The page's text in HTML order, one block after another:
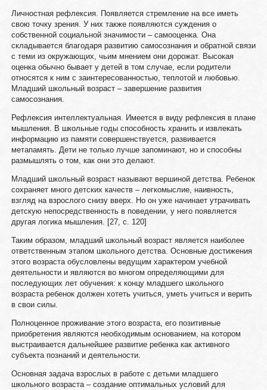
Личностная рефлексия. Появляется стремление на все иметь
свою точку зрения. У них также появляются суждения о
собственной социальной значимости – самооценка. Она
складывается благодаря развитию самосознания и обратной связи
с теми из окружающих, чьим мнением они дорожат. Высокая
оценка обычно бывает у детей в том случае, если родители
относятся к ним с заинтересованностью, теплотой и любовью.
Младший школьный возраст – завершение развития
самосознания.
Рефлексия интеллектуальная. Имеется в виду рефлексия в плане
мышления. В школьные годы способность хранить и извлекать
информацию из памяти совершенствуется, развивается
метапамять. Дети не только лучше запоминают, но и способны
размышлять о том, как они это делают.
Младший школьный возраст называют вершиной детства. Ребенок
сохраняет много детских качеств – легкомыслие, наивность,
взгляд на взрослого снизу вверх. Но он уже начинает утрачивать
детскую непосредственность в поведении, у него появляется
другая логика мышления. [27, с. 120]
Таким образом, младший школьный возраст является наиболее
ответственным этапом школьного детства. Основные достижения
этого возраста обусловлены ведущим характером учебной
деятельности и являются во многом определяющими для
последующих лет обучения: к концу младшего школьного
возраста ребенок должен хотеть учиться, уметь учиться и верить
в свои силы.
Полноценное проживание этого возраста, его позитивные
приобретения являются необходимым основанием, на котором
выстраивается дальнейшее развитие ребенка как активного
субъекта познаний и деятельности.
Основная задача взрослых в работе с детьми младшего
школьного возраста – создание оптимальных условий для